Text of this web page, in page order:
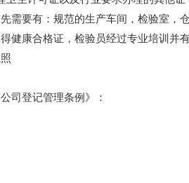
需要有：规范的生产车间，检验室
健康合格证，检验员经过专业培训
司登记管理条例》：